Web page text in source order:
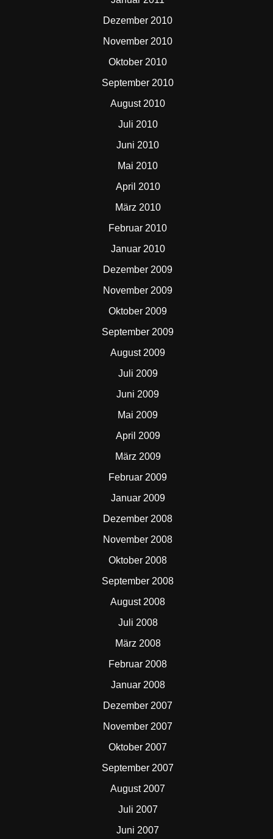
Dezember 2010
November 2010
Oktober 2010
September 2010
August 2010
Juli 2010
Juni 2010
Mai 2010
April 2010
März 2010
Februar 2010
Januar 2010
Dezember 2009
November 2009
Oktober 2009
September 2009
August 2009
Juli 2009
Juni 2009
Mai 2009
April 2009
März 2009
Februar 2009
Januar 2009
Dezember 2008
November 2008
Oktober 2008
September 2008
August 2008
Juli 2008
März 2008
Februar 2008
Januar 2008
Dezember 2007
November 2007
Oktober 2007
September 2007
August 2007
Juli 2007
Juni 2007